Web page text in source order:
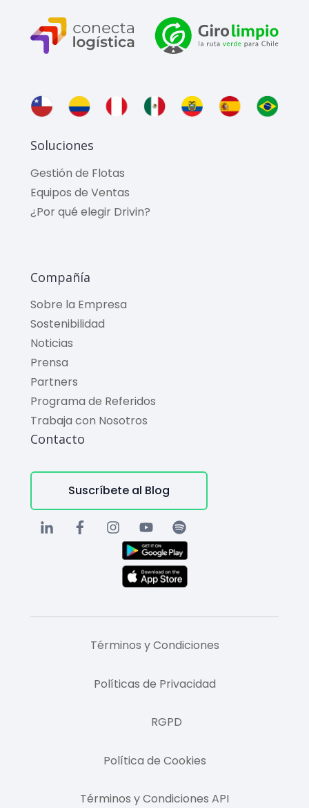
Soluciones
Gestión de Flotas
Equipos de Ventas
¿Por qué elegir Drivin?
Compañía
Sobre la Empresa
Sostenibilidad
Noticias
Prensa
Partners
Programa de Referidos
Trabaja con Nosotros
Contacto
Suscríbete al Blog
Términos y Condiciones
Políticas de Privacidad
RGPD
Política de Cookies
Términos y Condiciones API